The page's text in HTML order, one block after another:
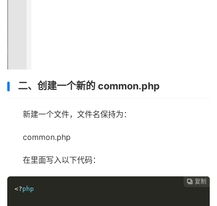
二、创建一个新的 common.php
新建一个文件，文件名保持为：
common.php
在里面写入以下代码：
 复制
 复制
 复制
<?php